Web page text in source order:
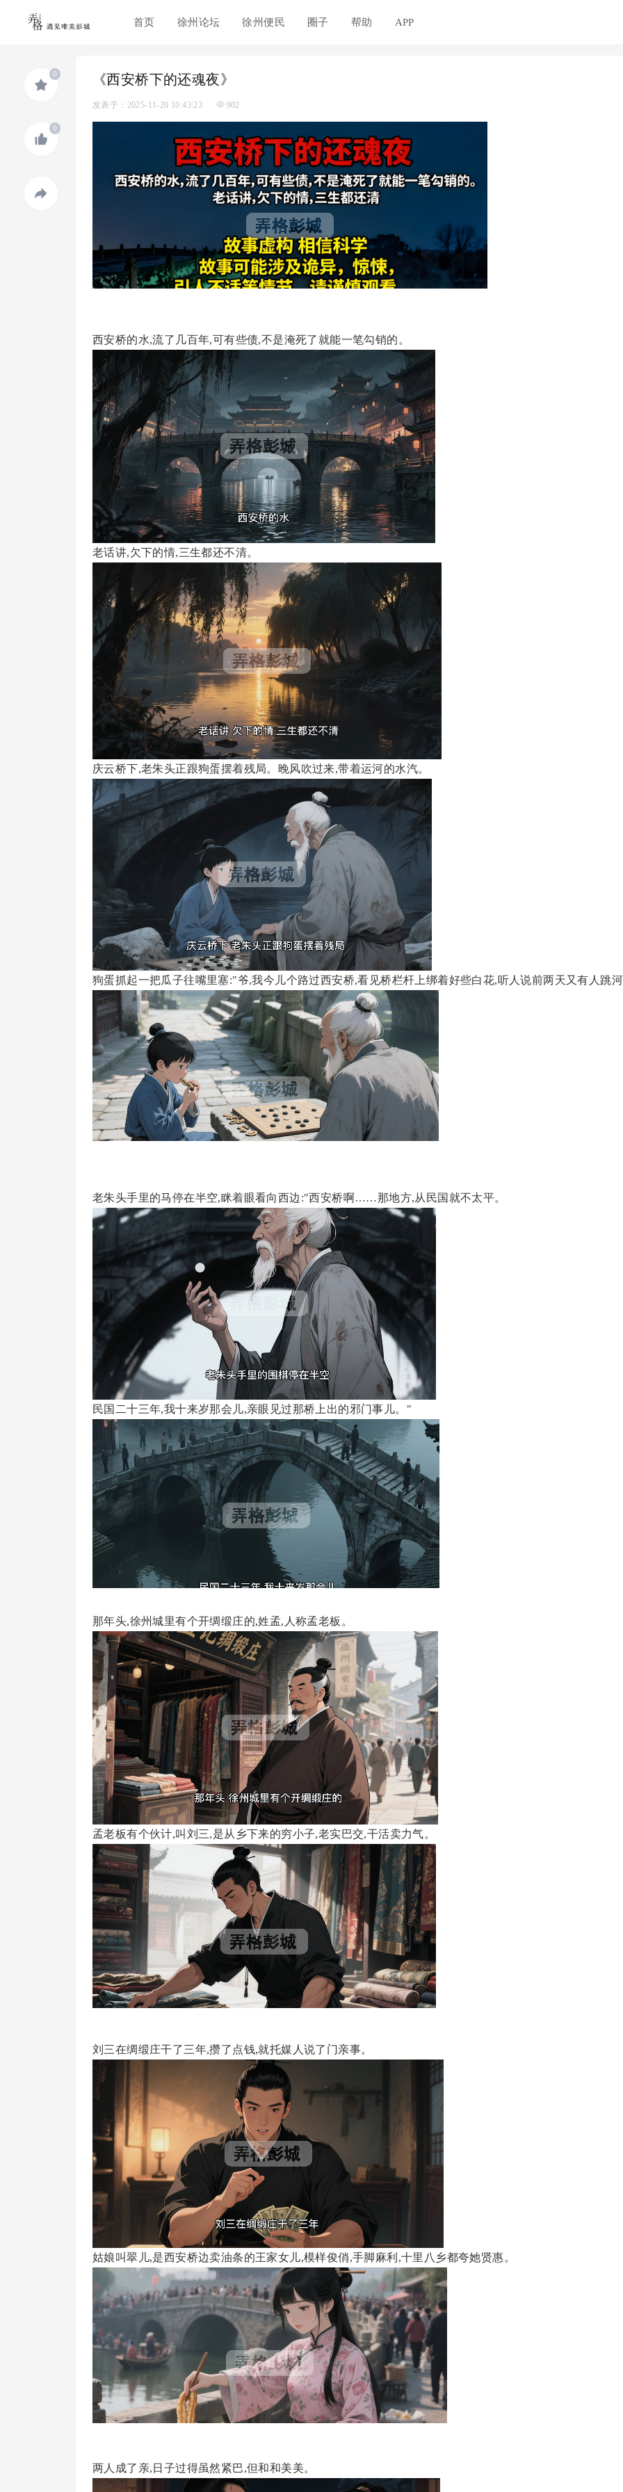
首页 徐州论坛 徐州便民 圈子 帮助 APP
0
0
《西安桥下的还魂夜》
发表于：2025-11-20 10:43:23 902
西安桥的水,流了几百年,可有些债,不是淹死了就能一笔勾销的。
老话讲,欠下的情,三生都还不清。
庆云桥下,老朱头正跟狗蛋摆着残局。晚风吹过来,带着运河的水汽。
狗蛋抓起一把瓜子往嘴里塞:"爷,我今儿个路过西安桥,看见桥栏杆上绑着好些白花,听人说前两天又有人跳
老朱头手里的马停在半空,眯着眼看向西边:"西安桥啊……那地方,从民国就不太平。
民国二十三年,我十来岁那会儿,亲眼见过那桥上出的邪门事儿。"
那年头,徐州城里有个开绸缎庄的,姓孟,人称孟老板。
孟老板有个伙计,叫刘三,是从乡下来的穷小子,老实巴交,干活卖力气。
刘三在绸缎庄干了三年,攒了点钱,就托媒人说了门亲事。
姑娘叫翠儿,是西安桥边卖油条的王家女儿,模样俊俏,手脚麻利,十里八乡都夸她贤惠。
两人成了亲,日子过得虽然紧巴,但和和美美。